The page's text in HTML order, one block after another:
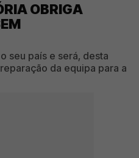
OBRIGA
seu país e será, desta
da equipa para a